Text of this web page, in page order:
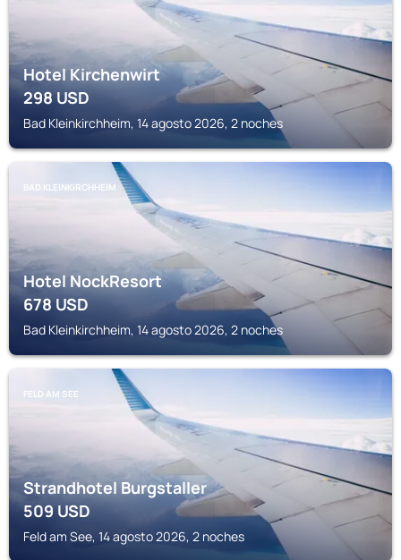
Hotel Kirchenwirt
298USD
Bad Kleinkirchheim, 14 agosto 2026, 2 noches
BAD KLEINKIRCHHEIM
Hotel NockResort
678USD
Bad Kleinkirchheim, 14 agosto 2026, 2 noches
FELD AM SEE
Strandhotel Burgstaller
509USD
Feld am See, 14 agosto 2026, 2 noches